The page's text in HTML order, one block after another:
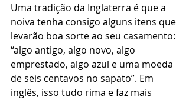
Uma tradição da Inglaterra é que a
noiva tenha consigo alguns itens que
levarão boa sorte ao seu casamento:
“algo antigo, algo novo, algo
emprestado, algo azul e uma moeda
de seis centavos no sapato”. Em
inglês, isso tudo rima e faz mais